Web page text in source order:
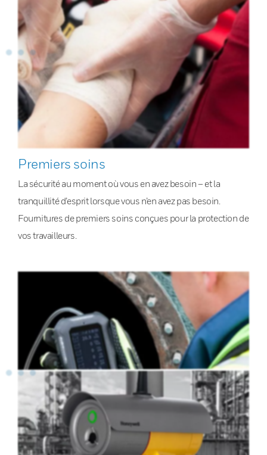
Premiers soins
La sécurité au moment où vous en avez besoin – et la
tranquillité d’esprit lorsque vous n’en avez pas besoin.
Fournitures de premiers soins conçues pour la protection de
vos travailleurs.